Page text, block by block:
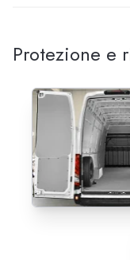
Protezione e